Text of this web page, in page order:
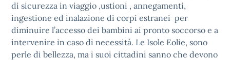
di sicurezza in viaggio ,ustioni , annegamenti,
ingestione ed inalazione di corpi estranei per
diminuire l’accesso dei bambini ai pronto soccorso e a
intervenire in caso di necessità. Le Isole Eolie, sono
perle di bellezza, ma i suoi cittadini sanno che devono